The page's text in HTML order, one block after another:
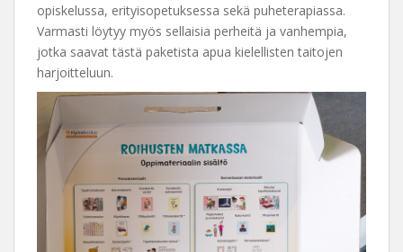
opiskelussa, erityisopetuksessa sekä puheterapiassa.
Varmasti löytyy myös sellaisia perheitä ja vanhempia,
jotka saavat tästä paketista apua kielellisten taitojen
harjoitteluun.